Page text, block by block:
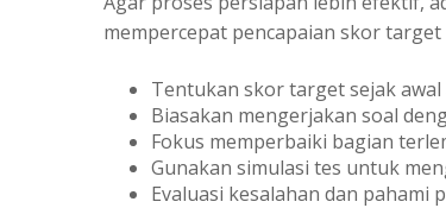
mempercepat pencapaian skor target
Tentukan skor target sejak
Biasakan mengerjakan soal
Fokus memperbaiki bagian
Gunakan simulasi tes untuk
Evaluasi kesalahan dan pahami